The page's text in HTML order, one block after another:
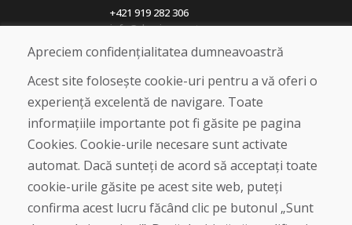
+421 919 282 306
info@domivosport.ro
Blog
Despre noi
Magazin
Contact
Cumpărare
Magazin online
Termeni și condiții de afaceri
Apreciem confidențialitatea dumneavoastră
Acest site folosește cookie-uri pentru a vă oferi o
experiență excelentă de navigare. Toate
informațiile importante pot fi găsite pe pagina
Cookies. Cookie-urile necesare sunt activate
automat. Dacă sunteți de acord să acceptați toate
cookie-urile găsite pe acest site web, puteți
confirma acest lucru făcând clic pe butonul „Sunt